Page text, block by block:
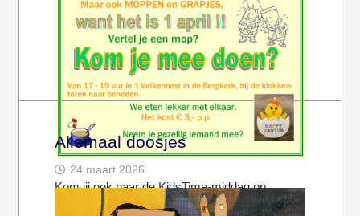
Kom jij ook naar de KidsTime-middag op
woensdag 1 april? Het begint om 17 uur. In ’t
Allemaal doosjes
24 maart 2026